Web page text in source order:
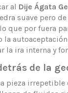
al Dije Ágata
suave pero
que por fuera
la ira interna y
de la
pieza irrepetible